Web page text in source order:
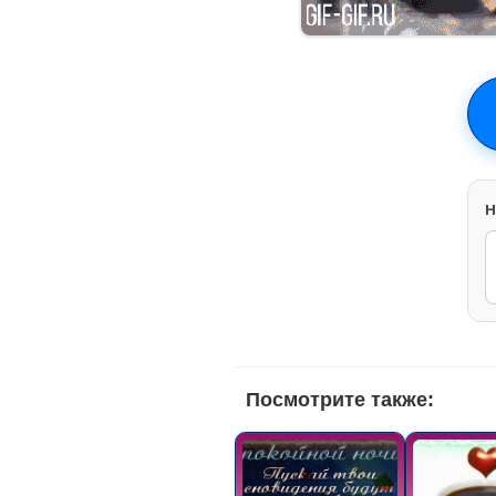
Посмотрите также: